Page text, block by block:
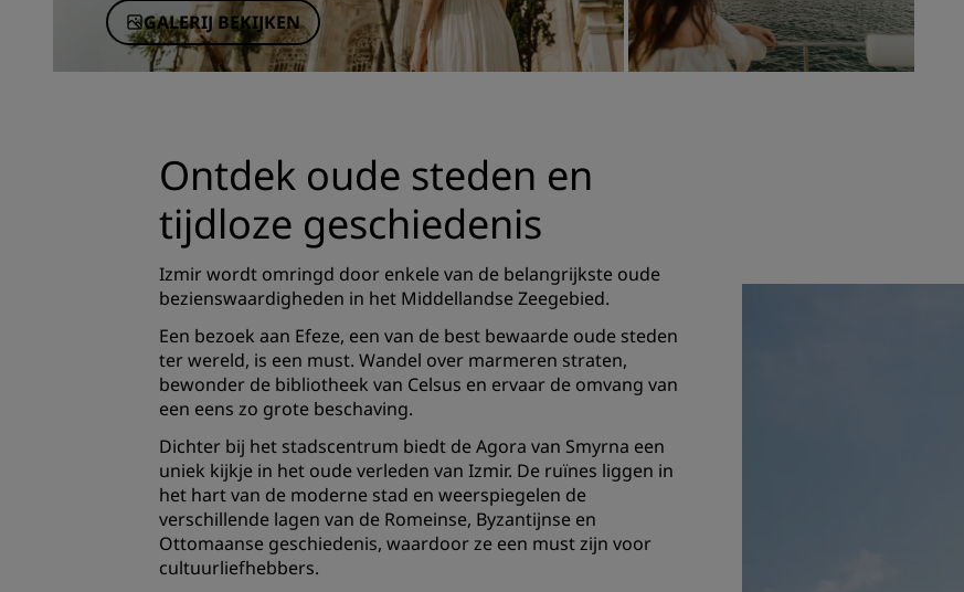
GALERIJ BEKIJKEN
Ontdek oude steden en
tijdloze geschiedenis
Izmir wordt omringd door enkele van de belangrijkste oude
bezienswaardigheden in het Middellandse Zeegebied.
Een bezoek aan Efeze, een van de best bewaarde oude steden
ter wereld, is een must. Wandel over marmeren straten,
bewonder de bibliotheek van Celsus en ervaar de omvang van
een eens zo grote beschaving.
Dichter bij het stadscentrum biedt de Agora van Smyrna een
uniek kijkje in het oude verleden van Izmir. De ruïnes liggen in
het hart van de moderne stad en weerspiegelen de
verschillende lagen van de Romeinse, Byzantijnse en
Ottomaanse geschiedenis, waardoor ze een must zijn voor
cultuurliefhebbers.